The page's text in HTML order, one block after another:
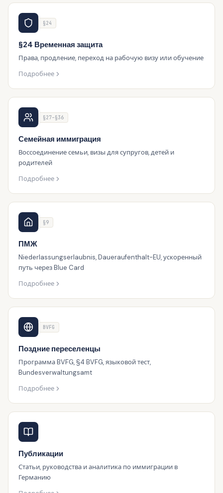
§24
§24 Временная защита
Права, продление, переход на рабочую визу или обучение
Подробнее
§27–§36
Семейная иммиграция
Воссоединение семьи, визы для супругов, детей и
родителей
Подробнее
§9
ПМЖ
Niederlassungserlaubnis, Daueraufenthalt-EU, ускоренный
путь через Blue Card
Подробнее
BVFG
Поздние переселенцы
Программа BVFG, §4 BVFG, языковой тест,
Bundesverwaltungsamt
Подробнее
Публикации
Статьи, руководства и аналитика по иммиграции в
Германию